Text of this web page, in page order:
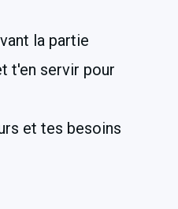
la partie
t'en servir pour
et tes besoins